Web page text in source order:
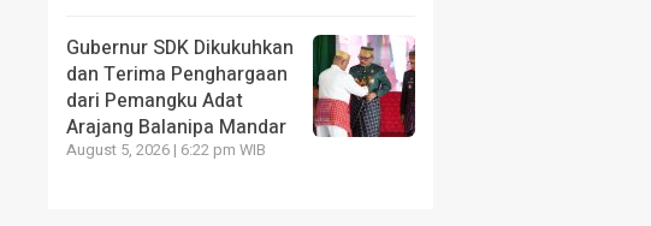
Gubernur SDK Dikukuhkan
dan Terima Penghargaan
dari Pemangku Adat
Arajang Balanipa Mandar
August 5, 2026 | 6:22 pm WIB